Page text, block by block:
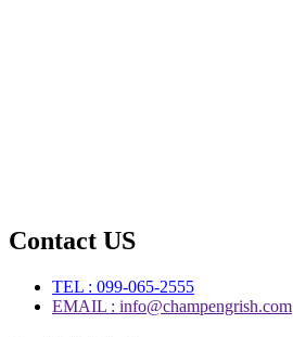
Contact US
TEL : 099-065-2555
EMAIL : info@champengrish.com